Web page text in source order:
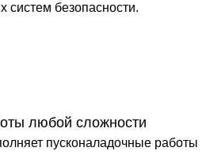
безопасности.
любой сложности
пусконаладочные работы